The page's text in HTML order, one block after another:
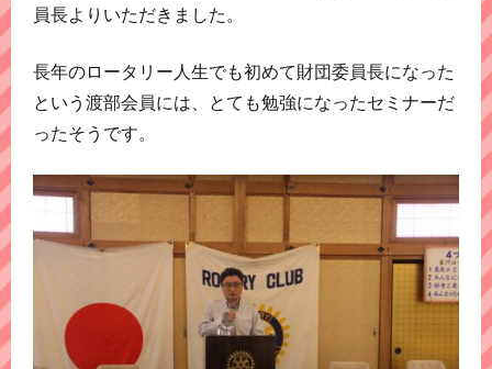
員長よりいただきました。
長年のロータリー人生でも初めて財団委員長になった
という渡部会員には、とても勉強になったセミナーだ
ったそうです。